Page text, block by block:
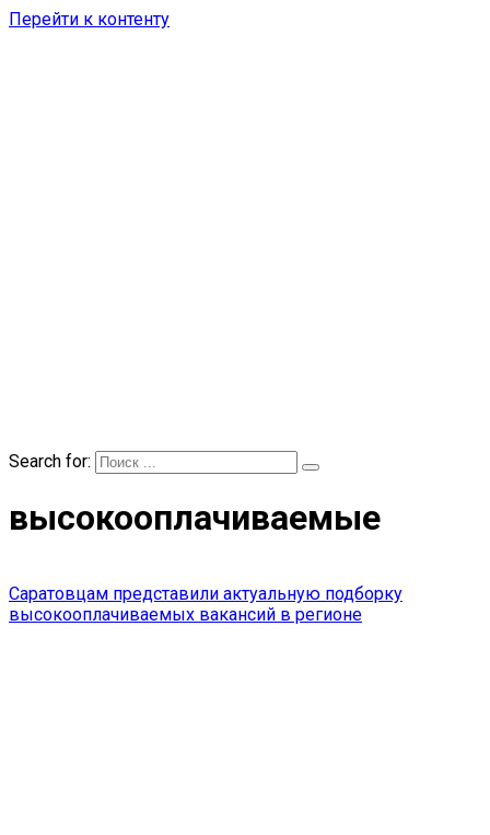
Перейти к контенту
Search for:
высокооплачиваемые
Саратовцам представили актуальную подборку
высокооплачиваемых вакансий в регионе